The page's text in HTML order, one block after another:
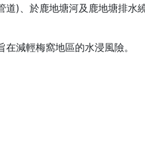
道)、於鹿地塘河及鹿地塘排水
在減輕梅窩地區的水浸風險。